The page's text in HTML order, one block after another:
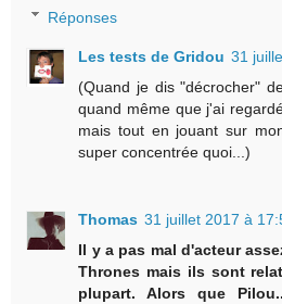
Réponses
Les tests de Gridou 31
(Quand je dis "décrocher"
quand même que j'ai
mais tout en jouant sur
super concentrée quoi...)
Thomas 31 juillet 2017 à
Il y a pas mal d'acteur
Thrones mais ils sont
plupart. Alors que